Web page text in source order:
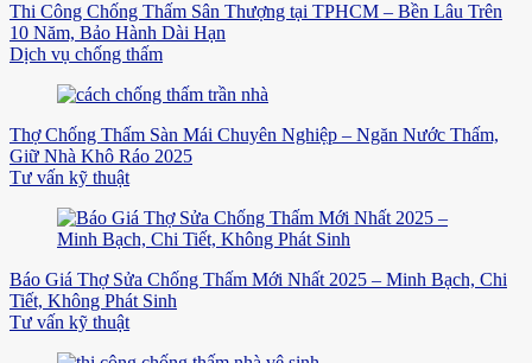
Thi Công Chống Thấm Sân Thượng tại TPHCM – Bền Lâu Trên
10 Năm, Bảo Hành Dài Hạn
Dịch vụ chống thấm
Thợ Chống Thấm Sàn Mái Chuyên Nghiệp – Ngăn Nước Thấm,
Giữ Nhà Khô Ráo 2025
Tư vấn kỹ thuật
Báo Giá Thợ Sửa Chống Thấm Mới Nhất 2025 – Minh Bạch, Chi
Tiết, Không Phát Sinh
Tư vấn kỹ thuật